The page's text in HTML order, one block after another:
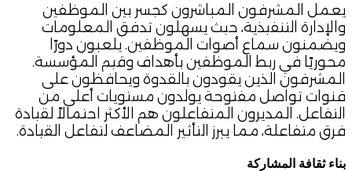
يعمل المشرفون المباشرون كجسر بين الموظفين
والإدارة التنفيذية، حيث يسهلون تدفق المعلومات
ويضمنون سماع أصوات الموظفين. يلعبون دورًا
محوريًا في ربط الموظفين بأهداف وقيم المؤسسة.
المشرفون الذين يقودون بالقدوة ويحافظون على
قنوات تواصل مفتوحة يولدون مستويات أعلى من
التفاعل. المديرون المتفاعلون هم الأكثر احتمالاً لقيادة
فرق متفاعلة، مما يبرز التأثير المضاعف لتفاعل القيادة.
بناء ثقافة المشاركة